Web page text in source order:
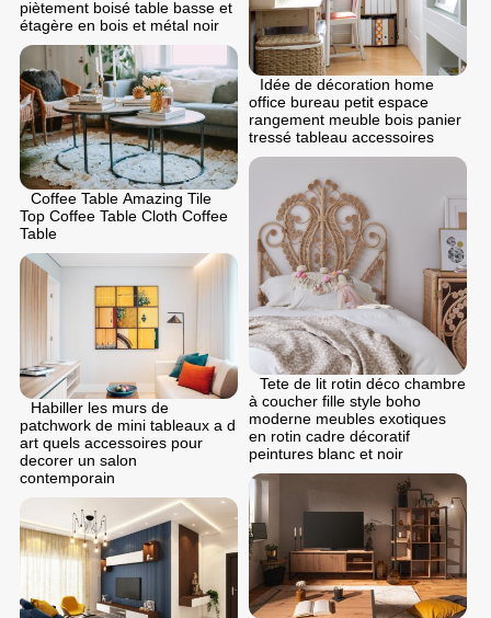
piètement boisé table basse et
étagère en bois et métal noir
Idée de décoration home
office bureau petit espace
rangement meuble bois panier
tressé tableau accessoires
Coffee Table Amazing Tile
Top Coffee Table Cloth Coffee
Table
Tete de lit rotin déco chambre
à coucher fille style boho
moderne meubles exotiques
en rotin cadre décoratif
peintures blanc et noir
Habiller les murs de
patchwork de mini tableaux a d
art quels accessoires pour
decorer un salon
contemporain